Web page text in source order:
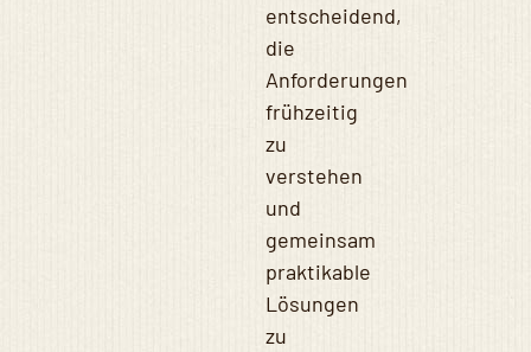
entscheidend,
die
Anforderungen
frühzeitig
zu
verstehen
und
gemeinsam
praktikable
Lösungen
zu